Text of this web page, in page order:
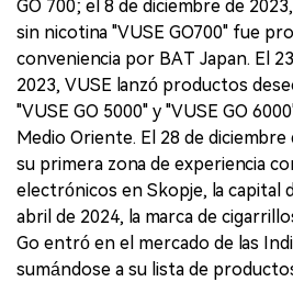
GO 700; el 8 de diciembre de
sin nicotina "VUSE GO700" fue
conveniencia por BAT Japan. El
2023, VUSE lanzó productos
"VUSE GO 5000" y "VUSE GO
Medio Oriente. El 28 de diciembre
su primera zona de experiencia
electrónicos en Skopje, la capital
abril de 2024, la marca de
Go entró en el mercado de las
sumándose a su lista de